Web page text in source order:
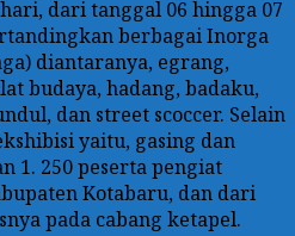
dari tanggal 06 hingga 07
berbagai Inorga
diantaranya, egrang,
budaya, hadang, badaku,
dan street scoccer. Selain
yaitu, gasing dan
1. 250 peserta pengiat
Kotabaru, dan dari
pada cabang ketapel.